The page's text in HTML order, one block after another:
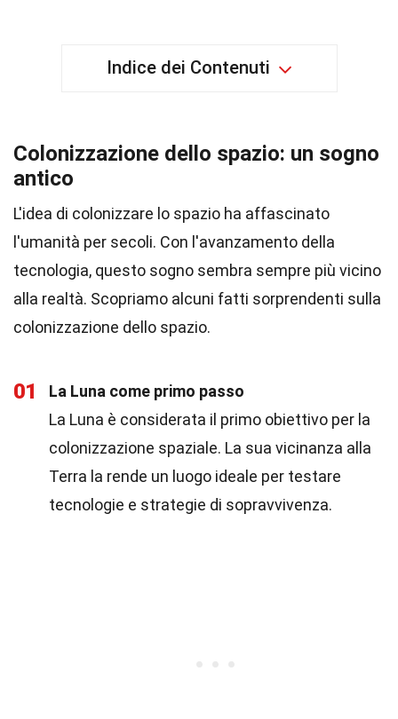
Indice dei Contenuti
Colonizzazione dello spazio: un sogno
antico
L'idea di colonizzare lo spazio ha affascinato
l'umanità per secoli. Con l'avanzamento della
tecnologia, questo sogno sembra sempre più vicino
alla realtà. Scopriamo alcuni fatti sorprendenti sulla
colonizzazione dello spazio.
01
La Luna come primo passo
La Luna è considerata il primo obiettivo per la
colonizzazione spaziale. La sua vicinanza alla
Terra la rende un luogo ideale per testare
tecnologie e strategie di sopravvivenza.